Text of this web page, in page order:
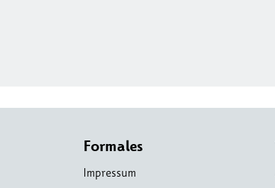
Formales
Impressum